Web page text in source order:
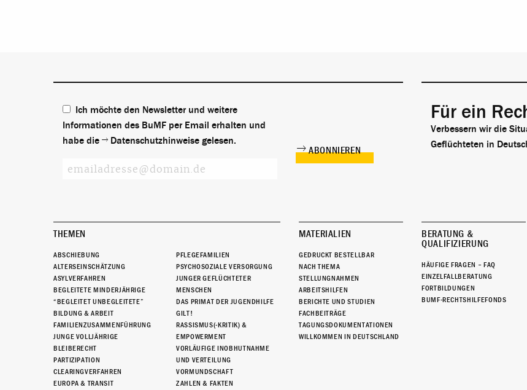
Ich möchte den Newsletter und weitere
Informationen des BuMF per Email erhalten und
habe die
Datenschutzhinweise gelesen.
Für ein
Verbessern wir die
Geflüchteten in
THEMEN
ABSCHIEBUNG
ALTERSEINSCHÄTZUNG
ASYLVERFAHREN
BEGLEITETE MINDERJÄHRIGE
“BEGLEITET UNBEGLEITETE”
BILDUNG & ARBEIT
FAMILIENZUSAMMENFÜHRUNG
JUNGE VOLLJÄHRIGE
BLEIBERECHT
PARTIZIPATION
CLEARINGVERFAHREN
EUROPA & TRANSIT
PFLEGEFAMILIEN
PSYCHOSOZIALE VERSORGUNG
JUNGER GEFLÜCHTETER
MENSCHEN
DAS PRIMAT DER JUGENDHILFE
GILT!
RASSISMUS(-KRITIK) &
EMPOWERMENT
VORLÄUFIGE INOBHUTNAHME
UND VERTEILUNG
VORMUNDSCHAFT
ZAHLEN & FAKTEN
MATERIALIEN
GEDRUCKT BESTELLBAR
NACH THEMA
STELLUNGNAHMEN
ARBEITSHILFEN
BERICHTE UND STUDIEN
FACHBEITRÄGE
TAGUNGSDOKUMENTATIONEN
WILLKOMMEN IN DEUTSCHLAND
BERATUNG &
QUALIFIZIERUNG
HÄUFIGE FRAGEN – FAQ
EINZELFALLBERATUNG
FORTBILDUNGEN
BUMF-RECHTSHILFEFONDS